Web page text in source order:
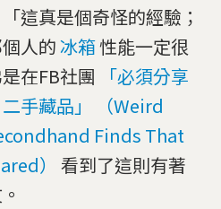
這真是個奇怪的經驗；
人的冰箱性能一定很
在FB社團
「必須分享
手藏品」 （Weird
Finds That
）
看到了這則有著